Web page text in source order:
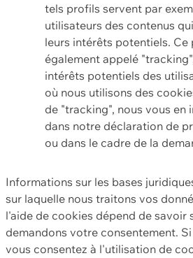
tels profils servent par
utilisateurs des contenus
leurs intérêts potentiels. Ce
également appelé
intérêts potentiels des
où nous utilisons des
de "tracking", nous vous en
dans notre déclaration de
ou dans le cadre de la
Informations sur les bases
sur laquelle nous traitons vos
l'aide de cookies dépend de savoir
demandons votre consentement.
vous consentez à l'utilisation de